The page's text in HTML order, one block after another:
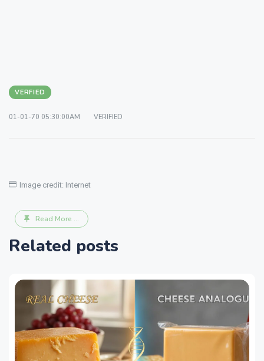
VERFIED
01-01-70 05:30:00AM VERIFIED
Image credit: Internet
Read More ...
Related posts